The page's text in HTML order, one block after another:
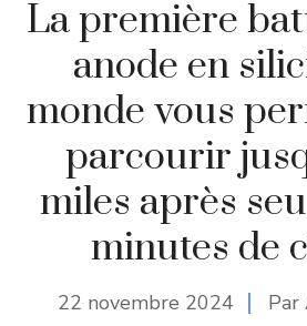
La première
anode en
monde vous
parcourir
miles après
minutes de
22 novembre 2024 Par